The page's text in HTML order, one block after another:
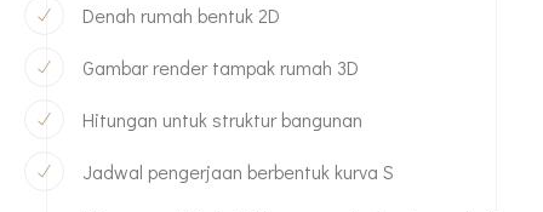
Denah rumah bentuk 2D
Gambar render tampak rumah 3D
Hitungan untuk struktur bangunan
Jadwal pengerjaan berbentuk kurva S